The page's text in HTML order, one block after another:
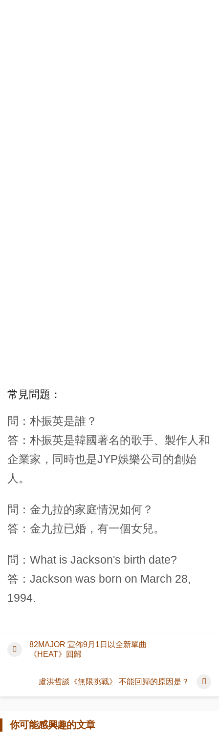
常見問題：
問：朴振英是誰？
答：朴振英是韓國著名的歌手、製作人和
企業家，同時也是JYP娛樂公司的創始
人。
問：金九拉的家庭情況如何？
答：金九拉已婚，有一個女兒。
問：What is Jackson's birth date?
答：Jackson was born on March 28,
1994.
82MAJOR 宣佈9月1日以全新單曲
《HEAT》回歸
盧洪哲談《無限挑戰》 不能回歸的原因是？
你可能感興趣的文章